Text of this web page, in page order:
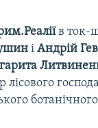
в ток-
іАндрій
лісового